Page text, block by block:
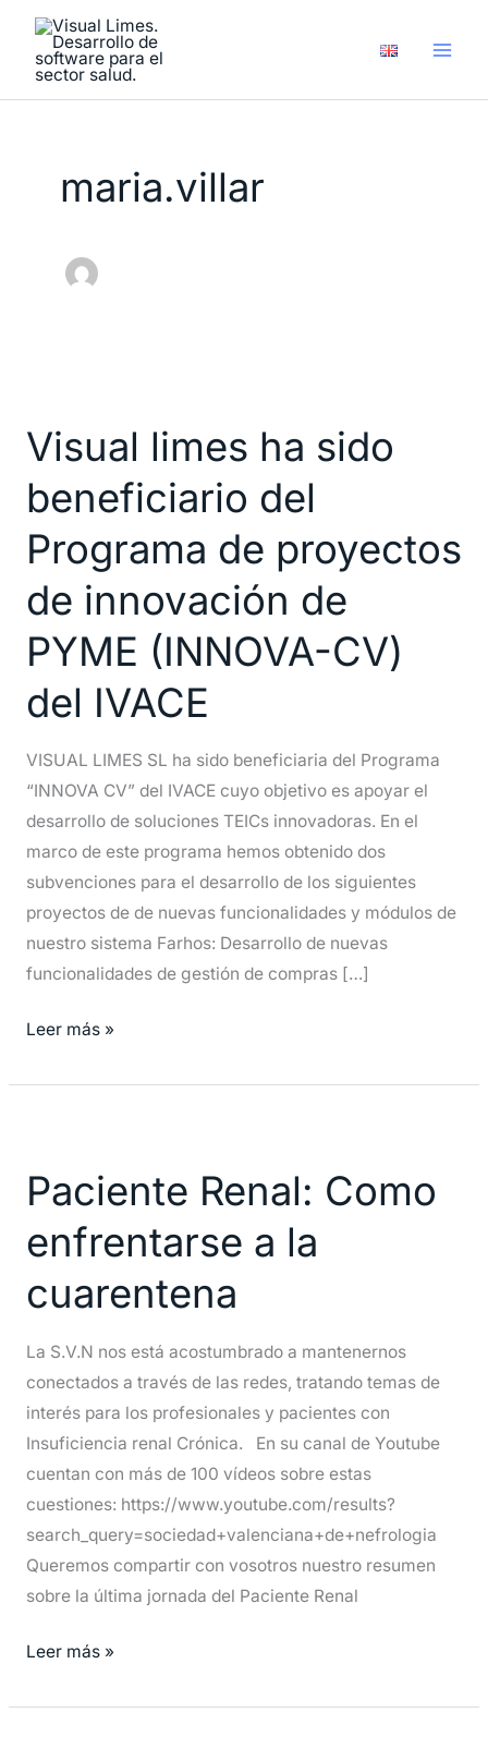
contenido
maria.villar
Visual limes ha sido
beneficiario del
Programa de proyectos
de innovación de
PYME (INNOVA-CV)
del IVACE
VISUAL LIMES SL ha sido beneficiaria del Programa
“INNOVA CV” del IVACE cuyo objetivo es apoyar el
desarrollo de soluciones TEICs innovadoras. En el
marco de este programa hemos obtenido dos
subvenciones para el desarrollo de los siguientes
proyectos de de nuevas funcionalidades y módulos de
nuestro sistema Farhos: Desarrollo de nuevas
funcionalidades de gestión de compras […]
ha
beneficiario
del
Programa
de
de
innovación
de
Leer más »
Paciente Renal: Como
enfrentarse a la
cuarentena
La S.V.N nos está acostumbrado a mantenernos
conectados a través de las redes, tratando temas de
interés para los profesionales y pacientes con
Insuficiencia renal Crónica. En su canal de Youtube
cuentan con más de 100 vídeos sobre estas
cuestiones: https://www.youtube.com/results?
search_query=sociedad+valenciana+de+nefrologia
Queremos compartir con vosotros nuestro resumen
sobre la última jornada del Paciente Renal
Como
a
cuarentena
Leer más »